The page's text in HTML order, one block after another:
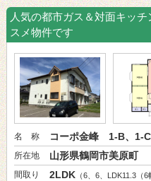
人気の都市ガス＆対面キッ
スメ物件です
名 称 コーポ金峰 1-B、1-C
所在地 山形県鶴岡市美原町
間取り 2LDK （6、6、LDK11.3（